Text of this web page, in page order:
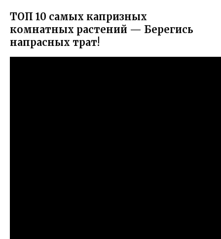
ТОП 10 самых капризных
комнатных растений — Берегись
напрасных трат!